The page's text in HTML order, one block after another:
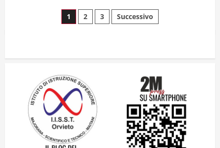
1 2 3 Successivo
2
3
4
Come hanno fatto? La scalata lampo del
Como 1907 verso l’Europa
12 Giugno 2026